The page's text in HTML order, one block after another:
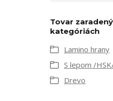
Tovar
kategóriách
Lamino hrany
S lepom /
Drevo